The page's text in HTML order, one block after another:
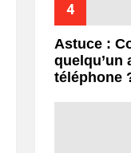
Astuce :
quelqu’un
téléphone